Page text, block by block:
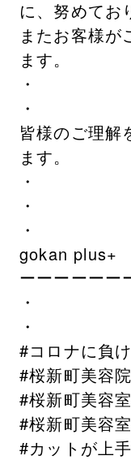
に、努めてお
またお客様が
ます。
・
・
皆様のご理解
ます。
・
・
・
gokan plus+
ーーーーーー
・
・
#コロナに負
#桜新町美容院
#桜新町美容室
#桜新町美容
#カットが上